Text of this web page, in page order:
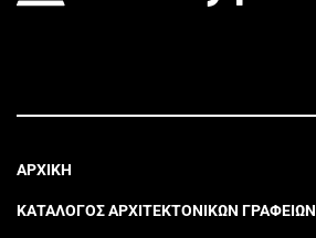
ΑΡΧΙΚΗ
ΚΑΤΑΛΟΓΟΣ ΑΡΧΙΤΕΚΤΟΝΙΚΩΝ ΓΡΑΦΕΙΩΝ